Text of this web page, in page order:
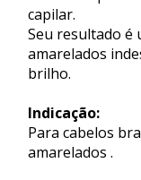
capilar.
Seu resultado é
amarelados
brilho.
Indicação:
Para cabelos
amarelados .